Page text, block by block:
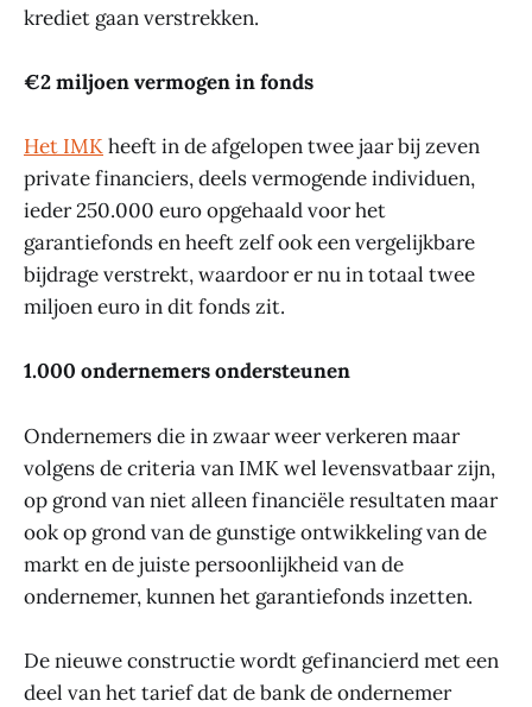
krediet gaan verstrekken.
€2 miljoen vermogen in fonds
Het IMKheeft in de afgelopen twee jaar bij zeven
private financiers, deels vermogende individuen,
ieder 250.000 euro opgehaald voor het
garantiefonds en heeft zelf ook een vergelijkbare
bijdrage verstrekt, waardoor er nu in totaal twee
miljoen euro in dit fonds zit.
1.000 ondernemers ondersteunen
Ondernemers die in zwaar weer verkeren maar
volgens de criteria van IMK wel levensvatbaar zijn,
op grond van niet alleen financiële resultaten maar
ook op grond van de gunstige ontwikkeling van de
markt en de juiste persoonlijkheid van de
ondernemer, kunnen het garantiefonds inzetten.
De nieuwe constructie wordt gefinancierd met een
deel van het tarief dat de bank de ondernemer